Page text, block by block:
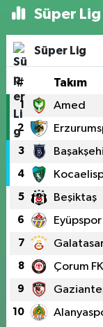
Süper
Süper Lig
# Takım
1 Amed
2
3
4
5 Beşiktaş
6 Eyüpspor
7
8 Çorum FK
9
10